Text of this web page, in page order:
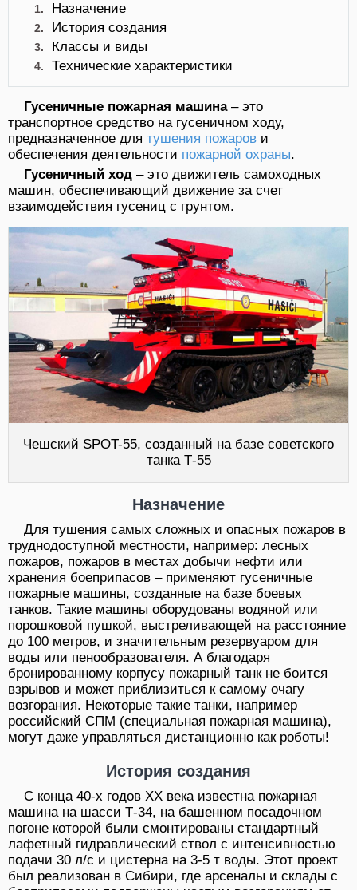
1. Назначение
2. История создания
3. Классы и виды
4. Технические характеристики
Гусеничные пожарная машина– это
транспортное средство на гусеничном ходу,
предназначенное для тушения пожаров и
обеспечения деятельности пожарной охраны.
Гусеничный ход – это движитель самоходных
машин, обеспечивающий движение за счет
взаимодействия гусениц с грунтом.
Чешский SPOT-55, созданный на базе советского
танка Т-55
Назначение
Для тушения самых сложных и опасных пожаров в
труднодоступной местности, например: лесных
пожаров, пожаров в местах добычи нефти или
хранения боеприпасов – применяют гусеничные
пожарные машины, созданные на базе боевых
танков. Такие машины оборудованы водяной или
порошковой пушкой, выстреливающей на расстояние
до 100 метров, и значительным резервуаром для
воды или пенообразователя. А благодаря
бронированному корпусу пожарный танк не боится
взрывов и может приблизиться к самому очагу
возгорания. Некоторые такие танки, например
российский СПМ (специальная пожарная машина),
могут даже управляться дистанционно как роботы!
История создания
С конца 40-х годов XX века известна пожарная
машина на шасси Т-34, на башенном посадочном
погоне которой были смонтированы стандартный
лафетный гидравлический ствол с интенсивностью
подачи 30 л/с и цистерна на 3-5 т воды. Этот проект
был реализован в Сибири, где арсеналы и склады с